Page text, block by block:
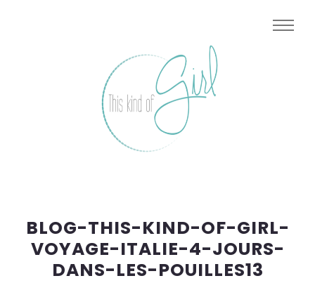
BLOG-THIS-KIND-OF-GIRL-
VOYAGE-ITALIE-4-JOURS-
DANS-LES-POUILLES13